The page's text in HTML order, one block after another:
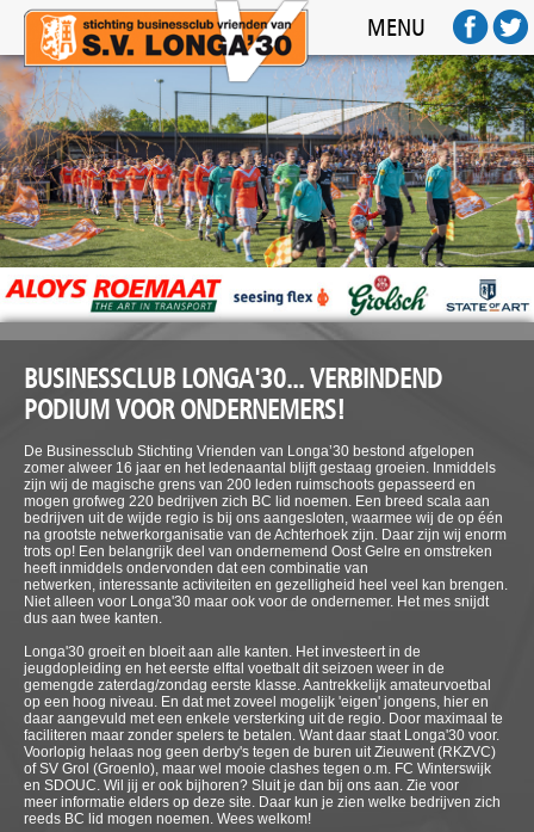
HOME
ACTIVITEITEN
SPONSOREN
FOTO'S
AFTERMOVIE
FC BUSINESS
CONTACT
MENU
BUSINESSCLUB LONGA'30... VERBINDEND
PODIUM VOOR ONDERNEMERS!
De Businessclub Stichting Vrienden van Longa’30 bestond afgelopen
zomer alweer 16 jaar en het ledenaantal blijft gestaag groeien. Inmiddels
zijn wij de magische grens van 200 leden ruimschoots gepasseerd en
mogen grofweg 220 bedrijven zich BC lid noemen. Een breed scala aan
bedrijven uit de wijde regio is bij ons aangesloten, waarmee wij de op één
na grootste netwerkorganisatie van de Achterhoek zijn. Daar zijn wij enorm
trots op! Een belangrijk deel van ondernemend Oost Gelre en omstreken
heeft inmiddels ondervonden dat een combinatie van
netwerken, interessante activiteiten en gezelligheid heel veel kan brengen.
Niet alleen voor Longa'30 maar ook voor de ondernemer. Het mes snijdt
dus aan twee kanten.
Longa'30 groeit en bloeit aan alle kanten. Het investeert in de
jeugdopleiding en het eerste elftal voetbalt dit seizoen weer in de
gemengde zaterdag/zondag eerste klasse. Aantrekkelijk amateurvoetbal
op een hoog niveau. En dat met zoveel mogelijk 'eigen' jongens, hier en
daar aangevuld met een enkele versterking uit de regio. Door maximaal te
faciliteren maar zonder spelers te betalen. Want daar staat Longa'30 voor.
Voorlopig helaas nog geen derby's tegen de buren uit Zieuwent (RKZVC)
of SV Grol (Groenlo), maar wel mooie clashes tegen o.m. FC Winterswijk
en SDOUC. Wil jij er ook bijhoren? Sluit je dan bij ons aan. Zie voor
meer informatie elders op deze site. Daar kun je zien welke bedrijven zich
reeds BC lid mogen noemen. Wees welkom!